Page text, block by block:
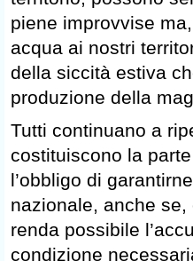
piene improvvise
acqua ai nostri
della siccità estiva
produzione della
Tutti continuano a
costituiscono la
l’obbligo di
nazionale, anche
renda possibile
condizione